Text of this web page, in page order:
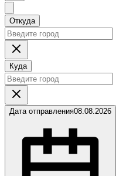
Откуда
Куда
Дата отправления08.08.2026